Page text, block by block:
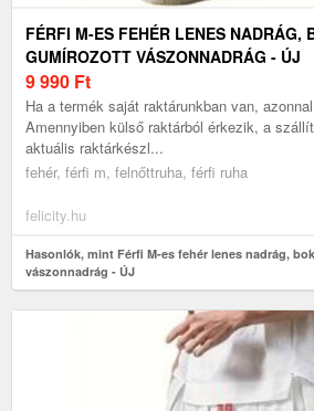
FÉRFI M-ES FEHÉR LENES NADRÁG,
GUMÍROZOTT VÁSZONNADRÁG - ÚJ
9 990 Ft
Ha a termék saját raktárunkban van,
Amennyiben külső raktárból érkezik, a
aktuális raktárkészl...
fehér, férfi m, felnőttruha, férfi ruha
felicity.hu
Hasonlók, mint Férfi M-es fehér lenes nadrág,
vászonnadrág - ÚJ